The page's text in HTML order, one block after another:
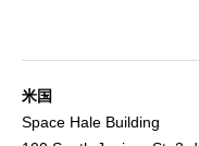
米国
Space Hale Building